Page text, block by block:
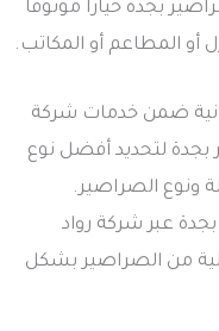
بجدة خياراً موثوقاً
أو المطاعم أو المكاتب.
ضمن خدمات شركة
لتحديد أفضل نوع
ونوع الصراصير.
عبر شركة رواد
من الصراصير بشكل